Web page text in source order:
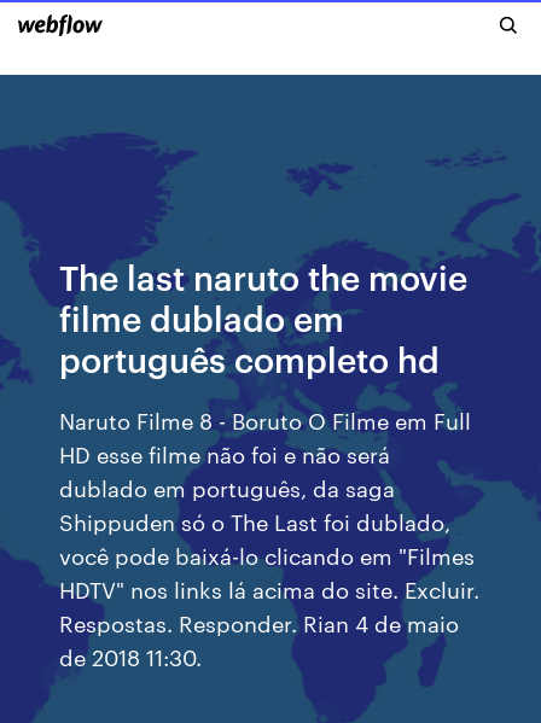
The last naruto the movie
filme dublado em
português completo hd
Naruto Filme 8 - Boruto O Filme em Full
HD esse filme não foi e não será
dublado em português, da saga
Shippuden só o The Last foi dublado,
você pode baixá-lo clicando em "Filmes
HDTV" nos links lá acima do site. Excluir.
Respostas. Responder. Rian 4 de maio
de 2018 11:30.